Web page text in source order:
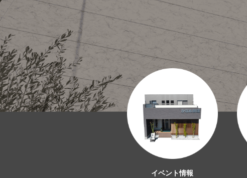
イベント情報